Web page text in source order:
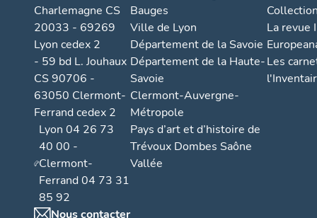
Charlemagne CS
20033 - 69269
Lyon cedex 2
- 59 bd L. Jouhaux
CS 90706 -
63050 Clermont-
Ferrand cedex 2
Lyon 04 26 73
40 00 -
Clermont-
Ferrand 04 73 31
85 92
Nous contacter
Bauges
Ville de Lyon
Département de la Savoie
Département de la Haute-
Savoie
Clermont-Auvergne-
Métropole
Pays d’art et d’histoire de
Trévoux Dombes Saône
Vallée
La revue
Les